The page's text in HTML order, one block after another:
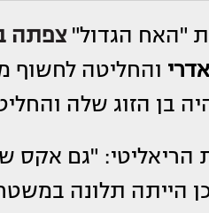
"האח הגדול"צפתה
והחליטה לחשוף
בן הזוג שלה
"גם אקס
הייתה תלונה